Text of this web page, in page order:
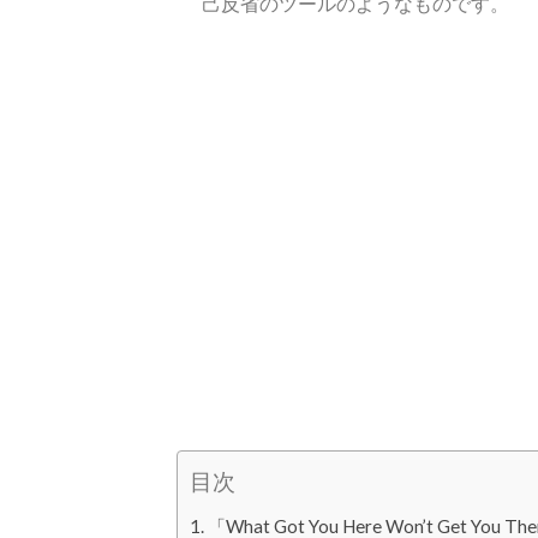
目次
「What Got You Here Won’t Get You